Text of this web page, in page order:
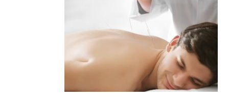
רפואה משלימה
מאמרים
צור קשר